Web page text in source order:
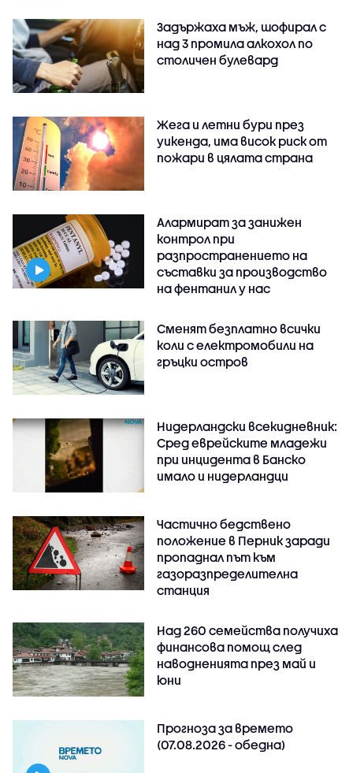
Задържаха мъж, шофирал с
над 3 промила алкохол по
столичен булевард
Жега и летни бури през
уикенда, има висок риск от
пожари в цялата страна
Алармират за занижен
контрол при
разпространението на
съставки за производство
на фентанил у нас
Сменят безплатно всички
коли с електромобили на
гръцки остров
Нидерландски всекидневник:
Сред еврейските младежи
при инцидента в Банско
имало и нидерландци
Частично бедствено
положение в Перник заради
пропаднал път към
газоразпределителна
станция
Над 260 семейства получиха
финансова помощ след
наводненията през май и
юни
Прогноза за времето
(07.08.2026 - обедна)